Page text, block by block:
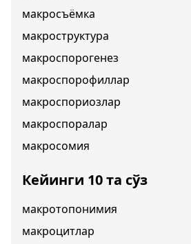
макросъёмка
макроструктура
макроспорогенез
макроспорофиллар
макроспориозлар
макроспоралар
макросомия
Кейинги 10 та сўз
макротопонимия
макроцитлар